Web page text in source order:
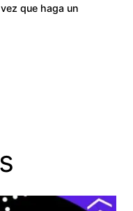
que haga un